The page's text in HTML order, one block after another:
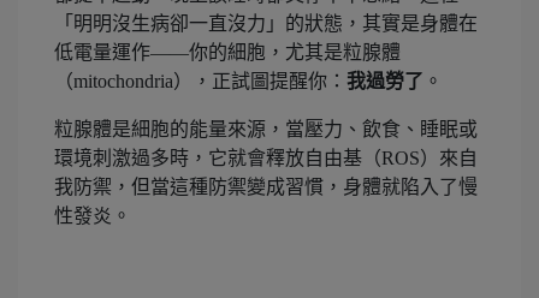
「明明沒生病卻一直沒力」的狀態，其實是身體在
低電量運作——你的細胞，尤其是粒腺體
（mitochondria），正試圖提醒你： 我過勞了 。
粒腺體是細胞的能量來源，當壓力、飲食、睡眠或
環境刺激過多時，它就會釋放自由基（ROS）來自
我防禦，但當這種防禦變成習慣，身體就陷入了慢
性發炎。